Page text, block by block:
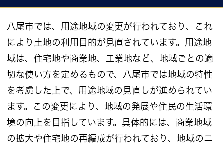
八尾市では、用途地域の変更が行われており、これ
により土地の利用目的が見直されています。用途地
域は、住宅地や商業地、工業地など、地域ごとの適
切な使い方を定めるもので、八尾市では地域の特性
を考慮した上で、用途地域の見直しが進められてい
ます。この変更により、地域の発展や住民の生活環
境の向上を目指しています。具体的には、商業地域
の拡大や住宅地の再編成が行われており、地域のニ